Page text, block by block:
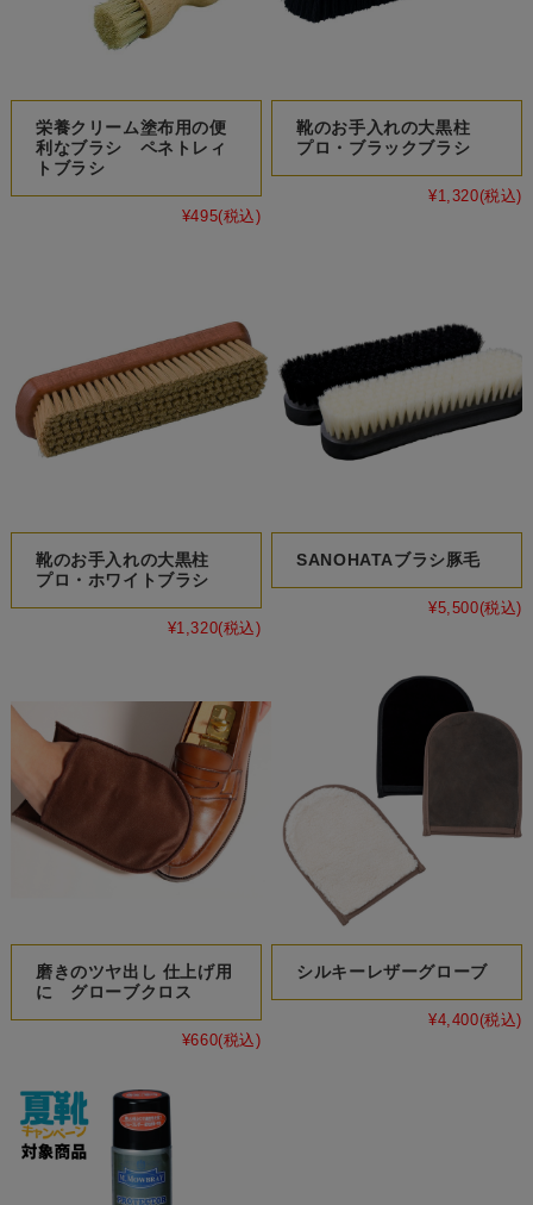
栄養クリーム塗布用の便
利なブラシ ペネトレィ
トブラシ
¥495(税込)
靴のお手入れの大黒柱
プロ・ブラックブラシ
¥1,320(税込)
靴のお手入れの大黒柱
プロ・ホワイトブラシ
¥1,320(税込)
SANOHATAブラシ豚毛
¥5,500(税込)
磨きのツヤ出し 仕上げ用
に グローブクロス
¥660(税込)
シルキーレザーグローブ
¥4,400(税込)